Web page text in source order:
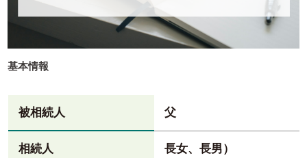
基本情報
被相続人 父
相続人 長女、長男）